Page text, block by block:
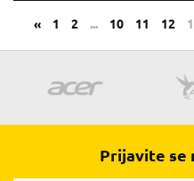
« 1 2 ... 10 11 12
Prijavite se